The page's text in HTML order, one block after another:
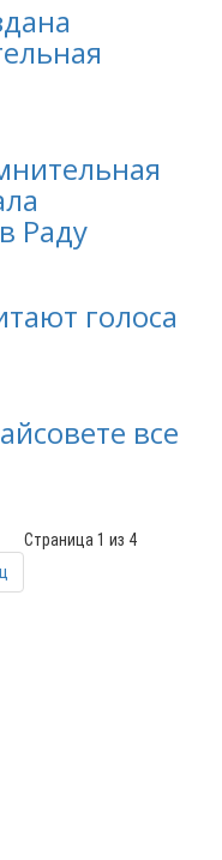
Раду
голоса
все
Страница 1 из 4